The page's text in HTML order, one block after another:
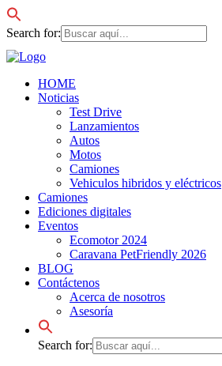
Search for:
HOME
Noticias
Test Drive
Lanzamientos
Autos
Motos
Camiones
Vehiculos hibridos y eléctricos
Camiones
Ediciones digitales
Eventos
Ecomotor 2024
Caravana PetFriendly 2026
BLOG
Contáctenos
Acerca de nosotros
Asesoría
Search for: